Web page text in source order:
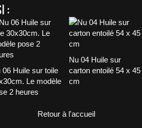
:
06 Huile sur toile
Le modèle
2 heures
Nu 04 Huile sur
carton entoilé 54 x 45
cm
Retour à l'accueil